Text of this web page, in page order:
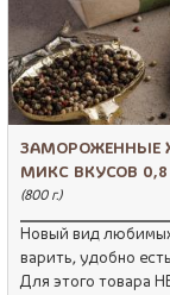
ЗАМОРОЖЕННЫЕ
МИКС ВКУСОВ 0,8
(800 г.)
Новый вид
варить, удобно
Для этого товара